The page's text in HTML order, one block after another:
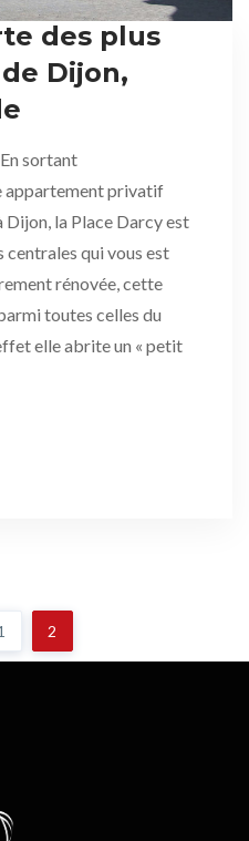
des plus
Dijon,
sortant
appartement privatif
Dijon, la Place Darcy est
centrales qui vous est
rénovée, cette
toutes celles du
elle abrite un « petit
2